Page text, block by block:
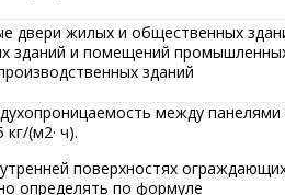
двери жилых и общественных
зданий и помещений
зданий
между
кг/(м2· ч).
поверхностях
определять по формуле